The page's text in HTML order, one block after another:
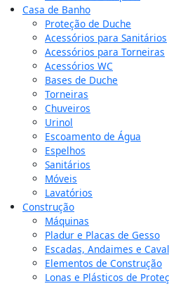
Casa de Banho
Proteção de Duche
Acessórios para Sanitários
Acessórios para Torneiras
Acessórios WC
Bases de Duche
Torneiras
Chuveiros
Urinol
Escoamento de Água
Espelhos
Sanitários
Móveis
Lavatórios
Construção
Máquinas
Pladur e Placas de Gesso
Escadas, Andaimes e
Elementos de Construção
Lonas e Plásticos de